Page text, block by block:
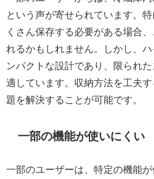
という声が寄せられています。
くさん保存する必要がある場合
れるかもしれません。しかし、
ンパクトな設計であり、限られ
適しています。収納方法を工夫
題を解決することが可能です。
一部の機能が使いにくい
一部のユーザーは、特定の機能